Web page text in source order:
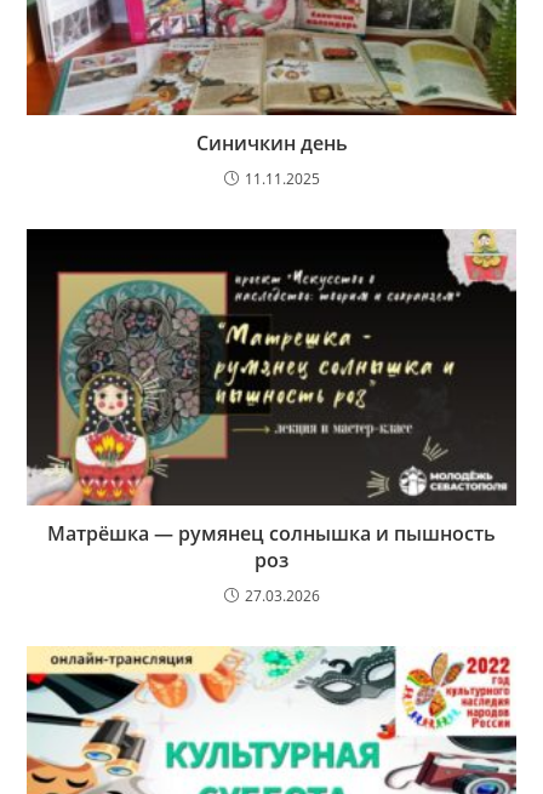
Синичкин день
11.11.2025
Матрёшка — румянец солнышка и пышность
роз
27.03.2026